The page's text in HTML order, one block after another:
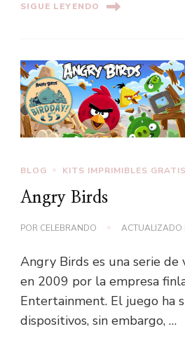
SIGUE LEYENDO
BLOG KITS IMPRIMIBLES GRATIS
Angry Birds
POR CELEBRANDO ACTUALIZADO
Angry Birds es una serie de
en 2009 por la empresa
Entertainment. El juego ha
dispositivos, sin embargo, …